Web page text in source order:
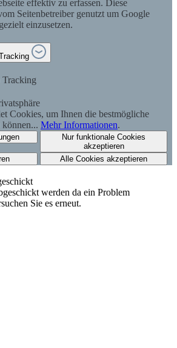
effektiv zu erfassen. Diese
Seitenbetreiber genutzt um Google
einzusetzen.
Tracking
Cookies, um Ihnen die bestmögliche
Mehr Informationen.
Nur funktionale Cookies
akzeptieren
Alle Cookies akzeptieren
werden da ein Problem
Sie es erneut.